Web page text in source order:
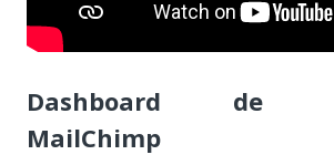
Dashboard de
MailChimp